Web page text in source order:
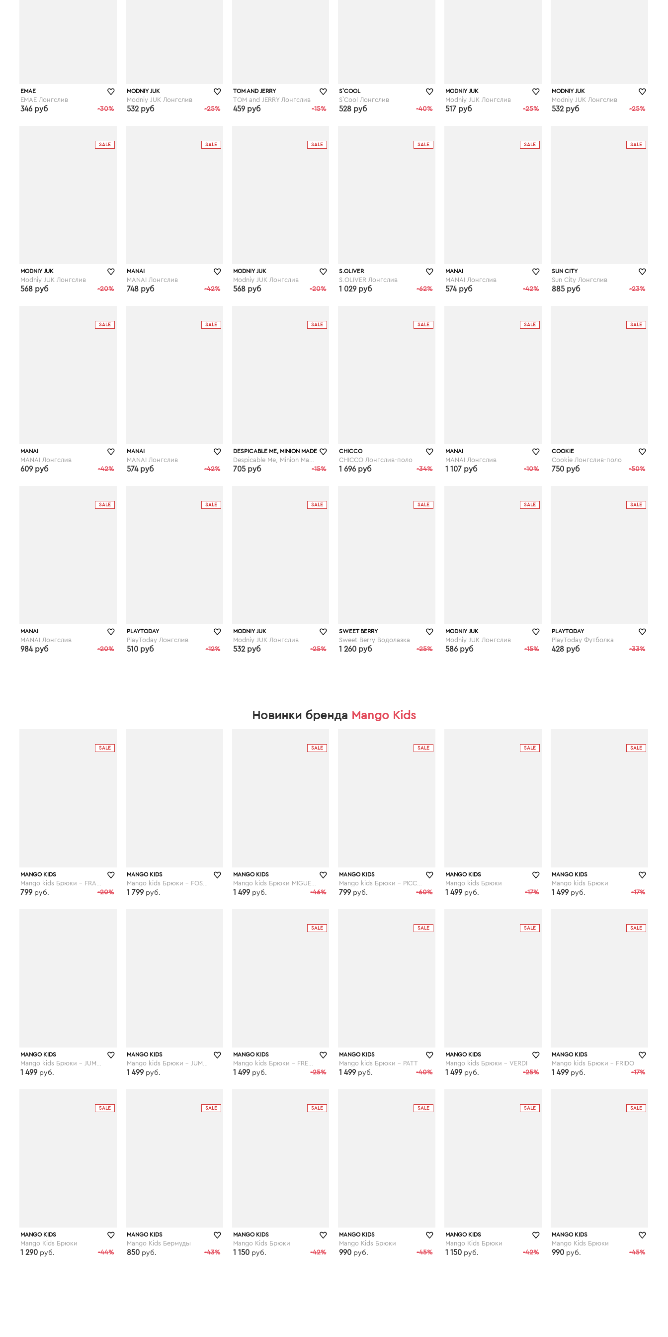
ЕМАЕ
ЕМАЕ Лонгслив
-30%
346 руб
MODNIY JUK
Modniy JUK Лонгслив
-25%
532 руб
TOM AND JERRY
TOM and JERRY Лонгслив
-15%
459 руб
S`COOL
S`Cool Лонгслив
-40%
528 руб
MODNIY JUK
Modniy JUK Лонгслив
-25%
517 руб
MODNIY JUK
Modniy JUK Лонгслив
-25%
532 руб
SALE
MODNIY JUK
Modniy JUK Лонгслив
-20%
568 руб
SALE
MANAI
MANAI Лонгслив
-42%
748 руб
SALE
MODNIY JUK
Modniy JUK Лонгслив
-20%
568 руб
SALE
S.OLIVER
S.OLIVER Лонгслив
-62%
1 029 руб
SALE
MANAI
MANAI Лонгслив
-42%
574 руб
SALE
SUN CITY
Sun City Лонгслив
-23%
885 руб
SALE
MANAI
MANAI Лонгслив
-42%
609 руб
SALE
MANAI
MANAI Лонгслив
-42%
574 руб
SALE
DESPICABLE ME, MINION MADE
-15%
705 руб
SALE
CHICCO
CHICCO Лонгслив-поло
-34%
1 696 руб
SALE
MANAI
MANAI Лонгслив
-10%
1 107 руб
SALE
COOKIE
Cookie Лонгслив-поло
-50%
750 руб
SALE
MANAI
MANAI Лонгслив
-20%
984 руб
SALE
PLAYTODAY
PlayToday Лонгслив
-12%
510 руб
SALE
MODNIY JUK
Modniy JUK Лонгслив
-25%
532 руб
SALE
SWEET BERRY
Sweet Berry Водолазка
-25%
1 260 руб
SALE
MODNIY JUK
Modniy JUK Лонгслив
-15%
586 руб
SALE
PLAYTODAY
PlayToday Футболка
-33%
428 руб
Новинки бренда Mango Kids
SALE
MANGO KIDS
-20%
799 руб.
MANGO KIDS
Mango kids Брюки - FOSSIL7
1 799 руб.
SALE
MANGO KIDS
Mango kids Брюки MIGUEL7
-46%
1 499 руб.
SALE
MANGO KIDS
-60%
799 руб.
SALE
MANGO KIDS
Mango kids Брюки
-17%
1 499 руб.
SALE
MANGO KIDS
Mango kids Брюки
-17%
1 499 руб.
MANGO KIDS
1 499 руб.
MANGO KIDS
1 499 руб.
SALE
MANGO KIDS
Mango kids Брюки - FREDDY
-25%
1 499 руб.
SALE
MANGO KIDS
Mango kids Брюки - PATT
-40%
1 499 руб.
SALE
MANGO KIDS
Mango kids Брюки - VERDI
-25%
1 499 руб.
SALE
MANGO KIDS
Mango kids Брюки - FRIDO
-17%
1 499 руб.
SALE
MANGO KIDS
Mango Kids Брюки
-44%
1 290 руб.
SALE
MANGO KIDS
Mango Kids Бермуды
-43%
850 руб.
SALE
MANGO KIDS
Mango Kids Брюки
-42%
1 150 руб.
SALE
MANGO KIDS
Mango Kids Брюки
-45%
990 руб.
SALE
MANGO KIDS
Mango Kids Брюки
-42%
1 150 руб.
SALE
MANGO KIDS
Mango Kids Брюки
-45%
990 руб.